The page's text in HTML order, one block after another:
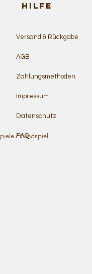
HILFE
/ Windspiel
Versand & Rückgabe
AGB
Zahlungsmethoden
Impressum
Datenschutz
FAQ